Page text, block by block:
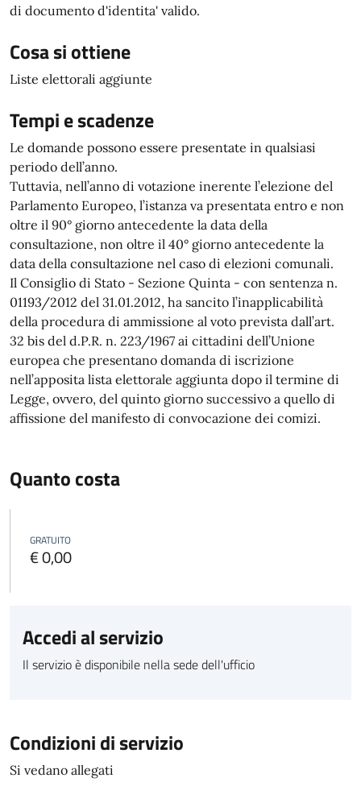
di documento d'identita' valido.
Cosa si ottiene
Liste elettorali aggiunte
Tempi e scadenze
Le domande possono essere presentate in qualsiasi
periodo dell’anno.
Tuttavia, nell’anno di votazione inerente l’elezione del
Parlamento Europeo, l’istanza va presentata entro e non
oltre il 90° giorno antecedente la data della
consultazione, non oltre il 40° giorno antecedente la
data della consultazione nel caso di elezioni comunali.
Il Consiglio di Stato - Sezione Quinta - con sentenza n.
01193/2012 del 31.01.2012, ha sancito l’inapplicabilità
della procedura di ammissione al voto prevista dall’art.
32 bis del d.P.R. n. 223/1967 ai cittadini dell’Unione
europea che presentano domanda di iscrizione
nell’apposita lista elettorale aggiunta dopo il termine di
Legge, ovvero, del quinto giorno successivo a quello di
affissione del manifesto di convocazione dei comizi.
Quanto costa
GRATUITO
€ 0,00
Accedi al servizio
Il servizio è disponibile nella sede dell'ufficio
Condizioni di servizio
Si vedano allegati